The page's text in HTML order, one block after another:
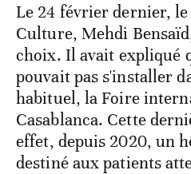
Le 24 février dernier,
Culture, Mehdi
choix. Il avait expliqué
pouvait pas s'installer
habituel, la Foire
Casablanca. Cette
effet, depuis 2020, un
destiné aux patients